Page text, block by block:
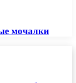
мочалки